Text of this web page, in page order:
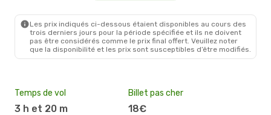
Les prix indiqués ci-dessous étaient disponibles au cours des
trois derniers jours pour la période spécifiée et ils ne doivent
pas être considérés comme le prix final offert. Veuillez noter
que la disponibilité et les prix sont susceptibles d’être modifiés.
Temps de vol
3 h et 20 m
Billet pas cher
18€